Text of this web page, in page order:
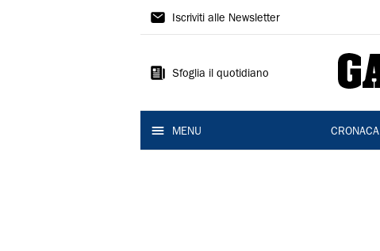
Gazzetta
Reggio
Iscriviti alle Newsletter
Sfoglia il quotidiano
MENU CRONACA